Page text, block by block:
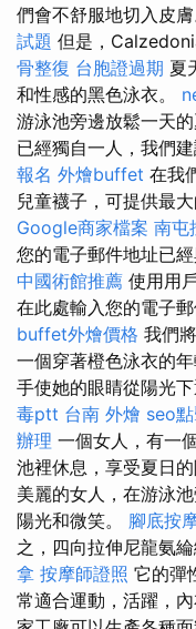
們會不舒服地切入皮膚
試題 但是，
骨整復 台胞證過期 夏
和性感的黑色泳衣。
游泳池旁邊放鬆一天
已經獨自一人，我們
報名 外燴buffet 在我
兒童襪子，可提供最
Google商家檔案 南屯
您的電子郵件地址已
中國術館推薦 使用用
在此處輸入您的電子郵
buffet外燴價格 我們
一個穿著橙色泳衣的
手使她的眼睛從陽光下
毒ptt 台南 外燴 seo
辦理 一個女人，有一
池裡休息，享受夏日的
美麗的女人，在游泳
陽光和微笑。 腳底按
之，四向拉伸尼龍氨
拿 按摩師證照 它的彈
常適合運動，活躍，